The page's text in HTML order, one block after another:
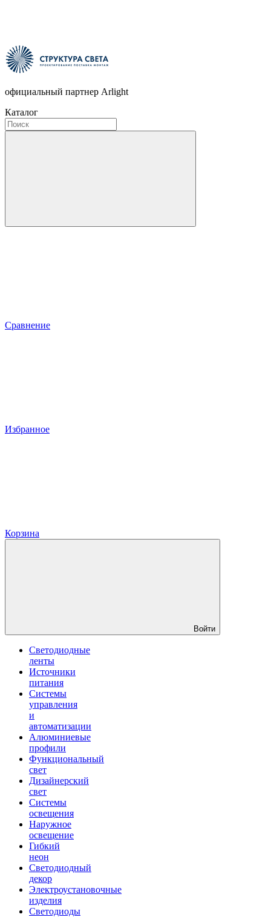
официальный партнер Arlight
Каталог
Сравнение
Избранное
Корзина
Войти
Светодиодные
ленты
Источники
питания
Системы
управления
и
автоматизации
Алюминиевые
профили
Функциональный
свет
Дизайнерский
свет
Системы
освещения
Наружное
освещение
Гибкий
неон
Светодиодный
декор
Электроустановочные
изделия
Светодиоды